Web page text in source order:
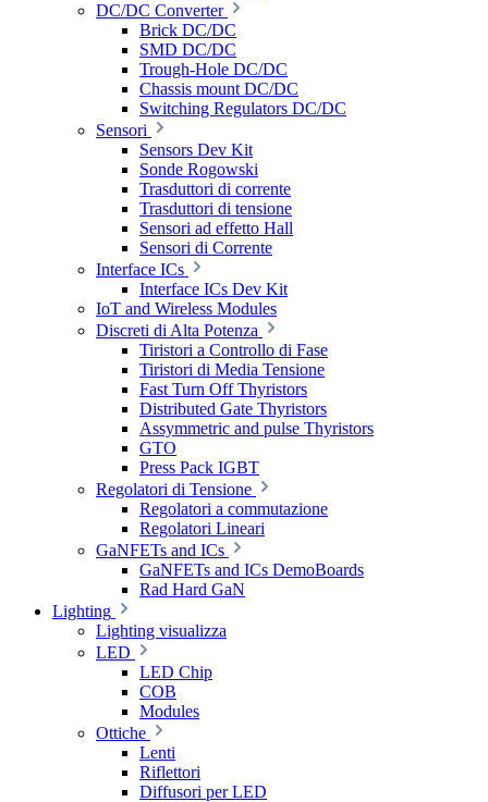
DC/DC Converter
Brick DC/DC
SMD DC/DC
Trough-Hole DC/DC
Chassis mount DC/DC
Switching Regulators DC/DC
Sensori
Sensors Dev Kit
Sonde Rogowski
Trasduttori di corrente
Trasduttori di tensione
Sensori ad effetto Hall
Sensori di Corrente
Interface ICs
Interface ICs Dev Kit
IoT and Wireless Modules
Discreti di Alta Potenza
Tiristori a Controllo di Fase
Tiristori di Media Tensione
Fast Turn Off Thyristors
Distributed Gate Thyristors
Assymmetric and pulse Thyristors
GTO
Press Pack IGBT
Regolatori di Tensione
Regolatori a commutazione
Regolatori Lineari
GaNFETs and ICs
GaNFETs and ICs DemoBoards
Rad Hard GaN
Lighting
Lighting visualizza
LED
LED Chip
COB
Modules
Ottiche
Lenti
Riflettori
Diffusori per LED